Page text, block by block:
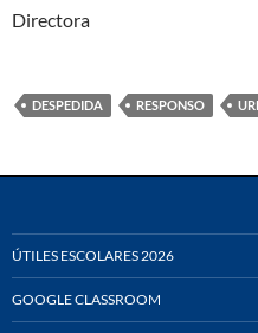
Directora
DESPEDIDA RESPONSO
ÚTILES ESCOLARES 2026
GOOGLE CLASSROOM